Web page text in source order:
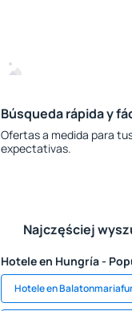
Búsqueda rápida y
Ofertas a medida para
expectativas.
Najczęściej
Hotele en Hungría -
Hotele en